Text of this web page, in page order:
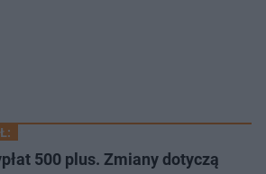
500 plus. Zmiany dotyczą